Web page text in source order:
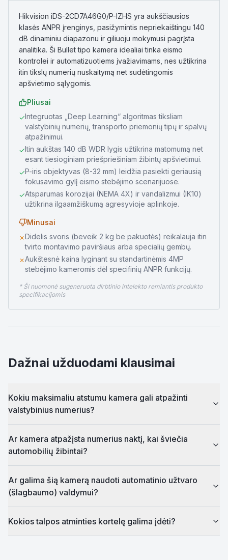
Hikvision iDS-2CD7A46G0/P-IZHS yra aukščiausios
klasės ANPR įrenginys, pasižymintis nepriekaištingu 140
dB dinaminiu diapazonu ir giliuoju mokymusi pagrįsta
analitika. Ši Bullet tipo kamera idealiai tinka eismo
kontrolei ir automatizuotiems įvažiavimams, nes užtikrina
itin tikslų numerių nuskaitymą net sudėtingomis
apšvietimo sąlygomis.
Pliusai
✓Integruotas „Deep Learning“ algoritmas tiksliam
valstybinių numerių, transporto priemonių tipų ir spalvų
atpažinimui.
✓Itin aukštas 140 dB WDR lygis užtikrina matomumą net
esant tiesioginiam priešpriešiniam žibintų apšvietimui.
✓P-iris objektyvas (8-32 mm) leidžia pasiekti geriausią
fokusavimo gylį eismo stebėjimo scenarijuose.
✓Atsparumas korozijai (NEMA 4X) ir vandalizmui (IK10)
užtikrina ilgaamžiškumą agresyvioje aplinkoje.
Minusai
✗Didelis svoris (beveik 2 kg be pakuotės) reikalauja itin
tvirto montavimo paviršiaus arba specialių gembų.
✗Aukštesnė kaina lyginant su standartinėmis 4MP
stebėjimo kameromis dėl specifinių ANPR funkcijų.
* Ši nuomonė sugeneruota dirbtinio intelekto remiantis produkto
specifikacijomis
Dažnai užduodami klausimai
Kokiu maksimaliu atstumu kamera gali atpažinti
valstybinius numerius?
Ar kamera atpažįsta numerius naktį, kai šviečia
automobilių žibintai?
Ar galima šią kamerą naudoti automatinio užtvaro
(šlagbaumo) valdymui?
Kokios talpos atminties kortelę galima įdėti?